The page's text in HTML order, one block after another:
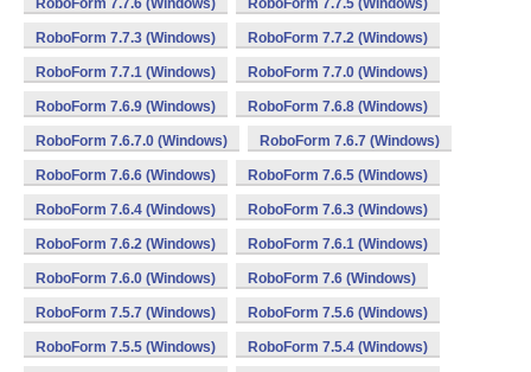
RoboForm 7.7.6 (Windows) RoboForm 7.7.5 (Windows)
RoboForm 7.7.3 (Windows) RoboForm 7.7.2 (Windows)
RoboForm 7.7.1 (Windows) RoboForm 7.7.0 (Windows)
RoboForm 7.6.9 (Windows) RoboForm 7.6.8 (Windows)
RoboForm 7.6.7.0 (Windows) RoboForm 7.6.7 (Windows)
RoboForm 7.6.6 (Windows) RoboForm 7.6.5 (Windows)
RoboForm 7.6.4 (Windows) RoboForm 7.6.3 (Windows)
RoboForm 7.6.2 (Windows) RoboForm 7.6.1 (Windows)
RoboForm 7.6.0 (Windows) RoboForm 7.6 (Windows)
RoboForm 7.5.7 (Windows) RoboForm 7.5.6 (Windows)
RoboForm 7.5.5 (Windows) RoboForm 7.5.4 (Windows)